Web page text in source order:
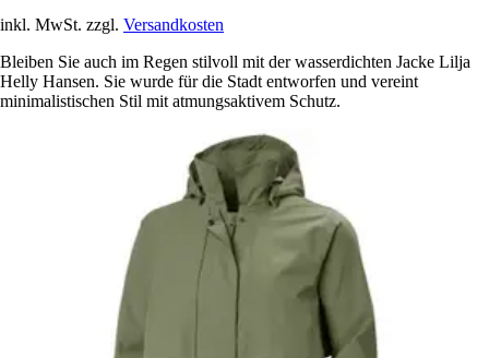
inkl. MwSt. zzgl. Versandkosten
Bleiben Sie auch im Regen stilvoll mit der wasserdichten Jacke Lilja
Helly Hansen. Sie wurde für die Stadt entworfen und vereint
minimalistischen Stil mit atmungsaktivem Schutz.